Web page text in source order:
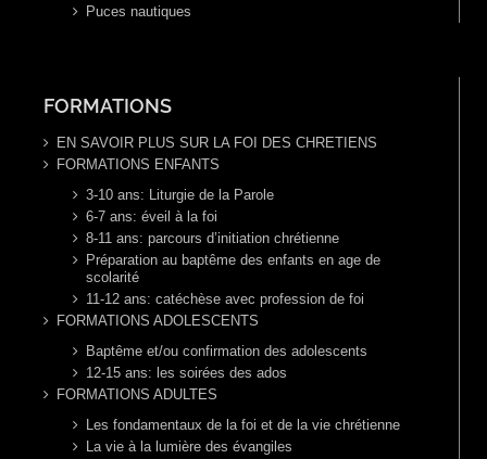
Puces nautiques
FORMATIONS
EN SAVOIR PLUS SUR LA FOI DES CHRETIENS
FORMATIONS ENFANTS
3-10 ans: Liturgie de la Parole
6-7 ans: éveil à la foi
8-11 ans: parcours d’initiation chrétienne
Préparation au baptême des enfants en age de
scolarité
11-12 ans: catéchèse avec profession de foi
FORMATIONS ADOLESCENTS
Baptême et/ou confirmation des adolescents
12-15 ans: les soirées des ados
FORMATIONS ADULTES
Les fondamentaux de la foi et de la vie chrétienne
La vie à la lumière des évangiles